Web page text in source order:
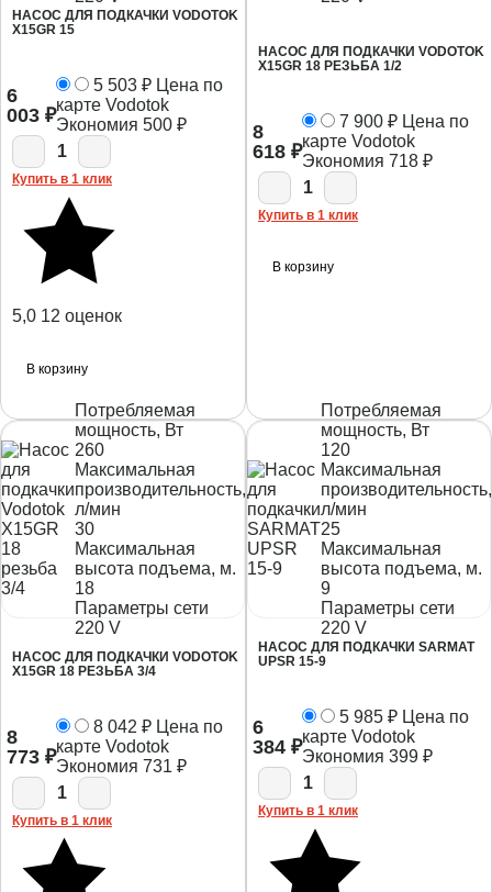
НАСОС ДЛЯ ПОДКАЧКИ VODOTOK
X15GR 15
6
003 ₽
5 503 ₽ Цена по
карте Vodotok
Экономия 500 ₽
1
Купить в 1 клик
5,0 12 оценок
В корзину
НАСОС ДЛЯ ПОДКАЧКИ VODOTOK
X15GR 18 РЕЗЬБА 1/2
8
618 ₽
7 900 ₽ Цена по
карте Vodotok
Экономия 718 ₽
1
Купить в 1 клик
В корзину
Потребляемая
мощность, Вт
260
Максимальная
производительность,
л/мин
30
Максимальная
высота подъема, м.
18
Параметры сети
220 V
НАСОС ДЛЯ ПОДКАЧКИ VODOTOK
X15GR 18 РЕЗЬБА 3/4
8
773 ₽
8 042 ₽ Цена по
карте Vodotok
Экономия 731 ₽
1
Купить в 1 клик
Потребляемая
мощность, Вт
120
Максимальная
производительность,
л/мин
25
Максимальная
высота подъема, м.
9
Параметры сети
220 V
НАСОС ДЛЯ ПОДКАЧКИ SARMAT
UPSR 15-9
6
384 ₽
5 985 ₽ Цена по
карте Vodotok
Экономия 399 ₽
1
Купить в 1 клик